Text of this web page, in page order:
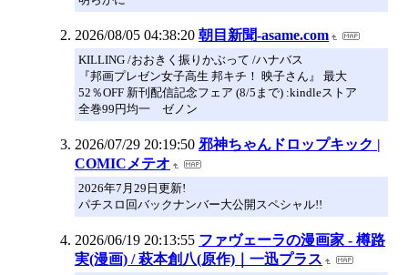
2026/08/05 04:38:20 朝目新聞-asame.com
KILLING /おおきく振りかぶって /ハナバス
『邦画プレゼン女子高生 邦キチ！ 映子さん』 最大
52％OFF 新刊配信記念フェア (8/5まで) :kindleストア
全巻99円均一 ゼノン
2026/07/29 20:19:50 邪神ちゃんドロップキック |
COMICメテオ
2026年7月29日更新!
パチスロ回バックナンバー大公開スペシャル!!
2026/06/19 20:13:55 ファヴェーラの漫画家 - 樽路
実(漫画) / 萩本創八(原作)｜一迅プラス